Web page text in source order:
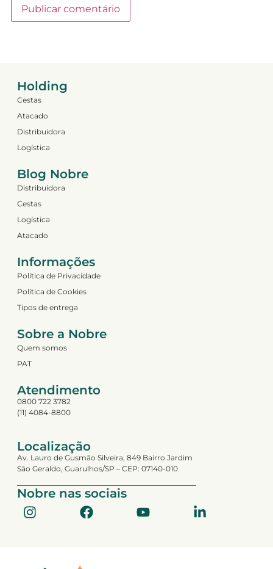
Holding
Cestas
Atacado
Distribuidora
Logística
Blog Nobre
Distribuidora
Cestas
Logística
Atacado
Informações
Política de Privacidade
Política de Cookies
Tipos de entrega
Sobre a Nobre
Quem somos
PAT
Atendimento
0800 722 3782
(11) 4084-8800
Localização
Av. Lauro de Gusmão Silveira, 849 Bairro Jardim
São Geraldo, Guarulhos/SP – CEP: 07140-010
Nobre nas sociais